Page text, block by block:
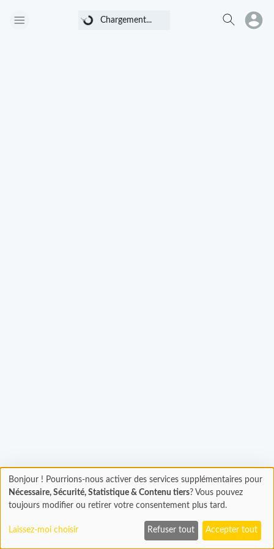
Chargement...
Chargement... Chargement
En cours...
Bonjour ! Pourrions-nous activer des services supplémentaires pour
Nécessaire, Sécurité, Statistique & Contenu tiers? Vous pouvez
toujours modifier ou retirer votre consentement plus tard.
Laissez-moi choisir Refuser tout Accepter tout